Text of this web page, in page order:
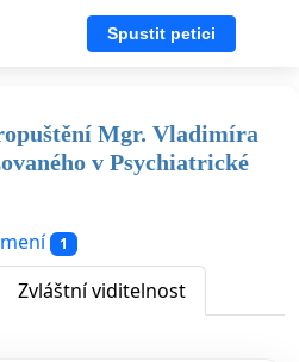
Spustit petici
Mgr. Vladimíra
v Psychiatrické
1
Zvláštní viditelnost